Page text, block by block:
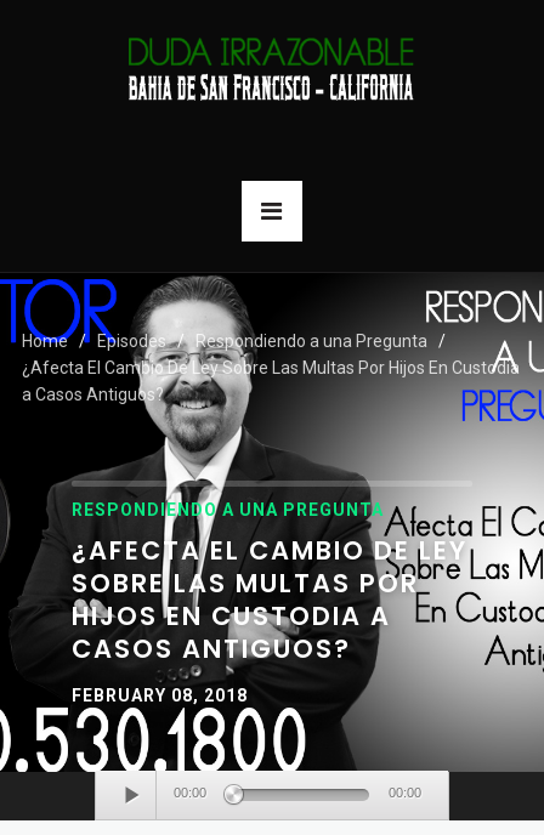
Home Episodes
Respondiendo a una Pregunta
¿Afecta El Cambio De Ley Sobre Las Multas Por Hijos En Custodia
a Casos Antiguos?
RESPONDIENDO A UNA PREGUNTA
¿AFECTA EL CAMBIO DE LEY
SOBRE LAS MULTAS POR
HIJOS EN CUSTODIA A
CASOS ANTIGUOS?
FEBRUARY 08, 2018
Audio
Player
00:00 00:00